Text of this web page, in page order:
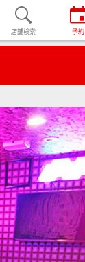
店舗検索 予約